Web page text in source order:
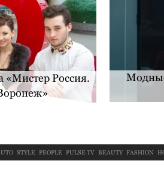
«Мистер Россия.
STYLE PEOPLE PULSE TV BEAUTY FASHION